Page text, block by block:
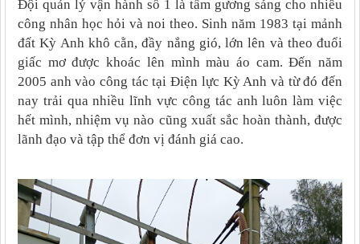
Đội quản lý vận hành số 1 là tấm gương sáng cho nhiều
công nhân học hỏi và noi theo. Sinh năm 1983 tại mảnh
đất Kỳ Anh khô cằn, đầy nắng gió, lớn lên và theo đuổi
giấc mơ được khoác lên mình màu áo cam. Đến năm
2005 anh vào công tác tại Điện lực Kỳ Anh và từ đó đến
nay trải qua nhiều lĩnh vực công tác anh luôn làm việc
hết mình, nhiệm vụ nào cũng xuất sắc hoàn thành, được
lãnh đạo và tập thể đơn vị đánh giá cao.